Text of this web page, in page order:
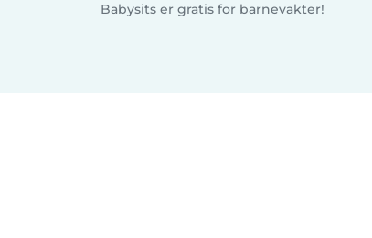
Babysits er gratis for barnevakter!